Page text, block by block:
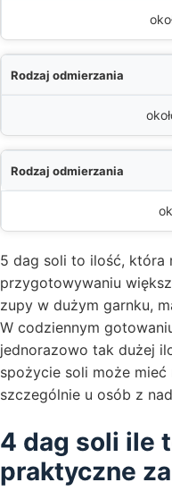
5 dag soli to ilość, która
przygotowywaniu
zupy w dużym garnku,
W codziennym
jednorazowo tak dużej
spożycie soli może mieć
szczególnie u osób z
4 dag soli ile
praktyczne